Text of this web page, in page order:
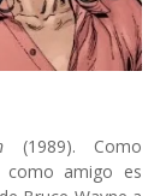
(1989). Como
como amigo es